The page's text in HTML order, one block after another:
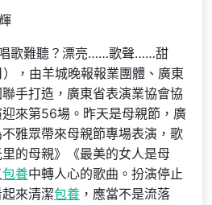
歌難聽？漂亮……歌聲……甜
，由羊城晚報報業團體、廣東
手打造，廣東省表演業協會協
來第56場。昨天是母親節，廣
雅眾帶來母親節專場表演，歌
的母親》《最美的女人是母
包養中轉人心的歌曲。扮演停止
來清潔包養 ，應當不是流落